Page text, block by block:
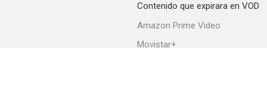
Contenido que expirara en VOD
Amazon Prime Video
Movistar+